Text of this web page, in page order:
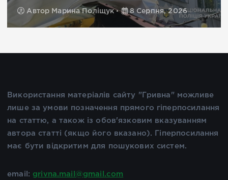
Автор Марина Поліщук 8 Серпня, 2026
Використання матеріалів сайту "Гривна" можливе
лише за умови позначення прямого гіперпосилання
на статтю, а також із обов'язковим вказуванням
автора статті (якщо його вказано). Гіперпосилання
має бути відкритим для пошукових систем.
email: grivna.mail@gmail.com